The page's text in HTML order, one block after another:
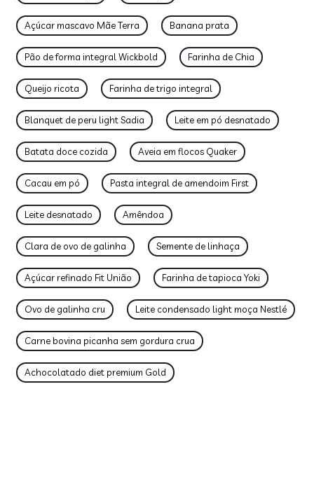
Açúcar mascavo Mãe Terra Banana prata
Pão de forma integral Wickbold Farinha de Chia
Queijo ricota Farinha de trigo integral
Blanquet de peru light Sadia Leite em pó desnatado
Batata doce cozida Aveia em flocos Quaker
Cacau em pó Pasta integral de amendoim First
Leite desnatado Amêndoa
Clara de ovo de galinha Semente de linhaça
Açúcar refinado Fit União Farinha de tapioca Yoki
Ovo de galinha cru Leite condensado light moça Nestlé
Carne bovina picanha sem gordura crua
Achocolatado diet premium Gold